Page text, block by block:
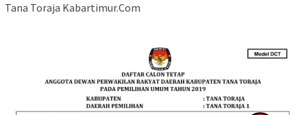
Tana Toraja Kabartimur.Com